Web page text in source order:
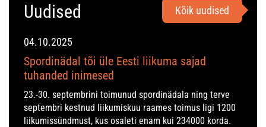
Uudised Kõik uudised
04.10.2025
Spordinädal tõi üle Eesti liikuma sajad
tuhanded inimesed
23.-30. septembrini toimunud spordinädala ning terve
septembri kestnud liikumiskuu raames toimus ligi 1200
liikumissündmust, kus osaleti enam kui 234000 korda.